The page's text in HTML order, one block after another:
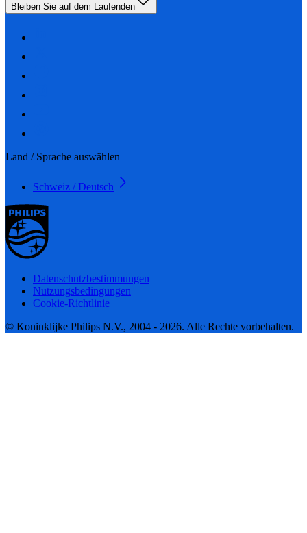
Bleiben Sie auf dem Laufenden
Land / Sprache auswählen
Schweiz / Deutsch
Datenschutzbestimmungen
Nutzungsbedingungen
Cookie-Richtlinie
© Koninklijke Philips N.V., 2004 - 2026. Alle Rechte vorbehalten.